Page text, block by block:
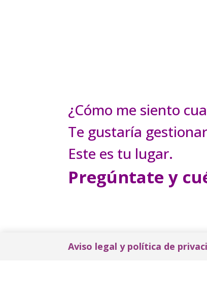
¿Cómo me siento
Te gustaría
Este es tu lugar.
Pregúntate y
Aviso legal y política de